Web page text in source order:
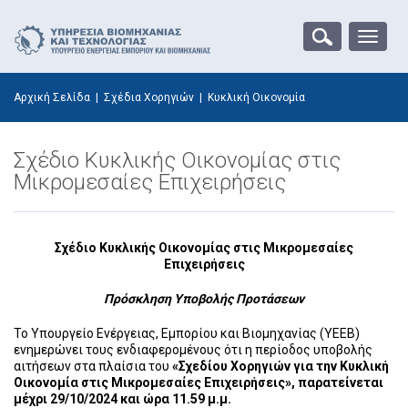
Toggle
Αρχική Σελίδα Σχέδια Χορηγιών Κυκλική Οικονομία
Σχέδιο Κυκλικής Οικονομίας στις
Μικρομεσαίες Επιχειρήσεις
Σχέδιο Κυκλικής Οικονομίας στις Μικρομεσαίες
Επιχειρήσεις
Πρόσκληση Υποβολής Προτάσεων
Το Υπουργείο Ενέργειας, Εμπορίου και Βιομηχανίας (ΥΕΕΒ)
ενημερώνει τους ενδιαφερομένους ότι η περίοδος υποβολής
αιτήσεων στα πλαίσια του «Σχεδίου Χορηγιών για την Κυκλική
Οικονομία στις Μικρομεσαίες Επιχειρήσεις», παρατείνεται
μέχρι 29/10/2024 και ώρα 11.59 μ.μ.